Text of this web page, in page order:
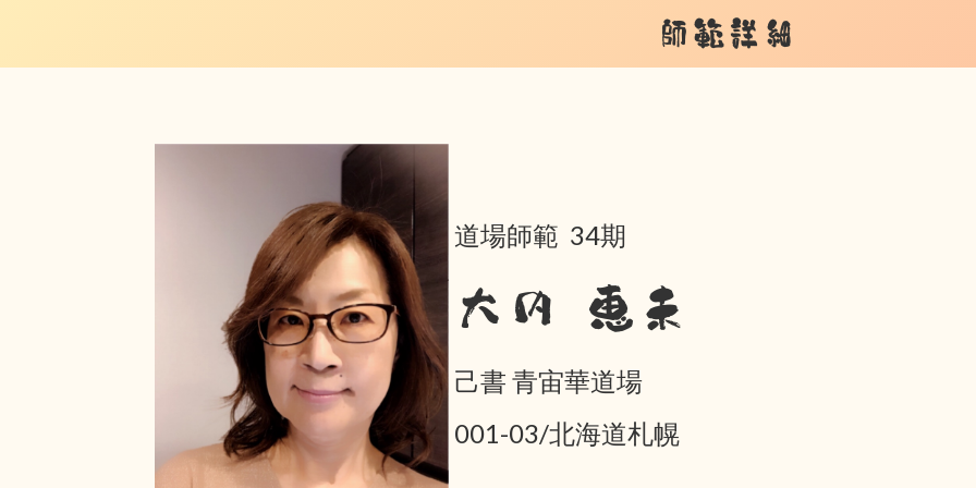
師範詳細
道場師範 34期
大内 恵未
己書 青宙華道場
001-03/北海道札幌